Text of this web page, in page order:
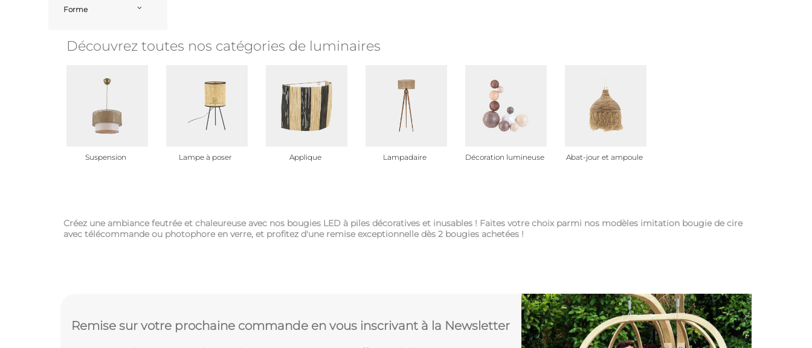
Forme
Découvrez toutes nos catégories de luminaires
Suspension Lampe à poser Applique Lampadaire Décoration lumineuse Abat-jour et ampoule
Créez une ambiance feutrée et chaleureuse avec nos bougies LED à piles décoratives et inusables ! Faites votre choix parmi nos modèles imitation bougie de cire
avec télécommande ou photophore en verre, et profitez d'une remise exceptionnelle dès 2 bougies achetées !
Remise sur votre prochaine commande en vous inscrivant à la Newsletter